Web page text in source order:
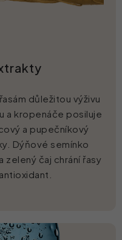
důležitou výživu
a kropenáče posiluje
a pupečníkový
Dýňové semínko
zelený čaj chrání řasy